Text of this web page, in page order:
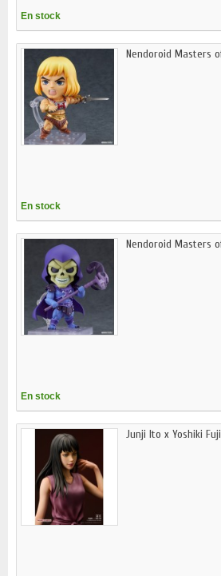
En stock
Nendoroid Masters
En stock
Nendoroid Masters
En stock
Junji Ito x Yoshiki